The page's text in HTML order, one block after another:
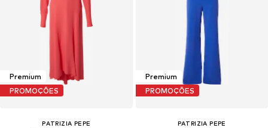
Premium
PROMOÇÕES
PATRIZIA PEPE
Premium
PROMOÇÕES
PATRIZIA PEPE